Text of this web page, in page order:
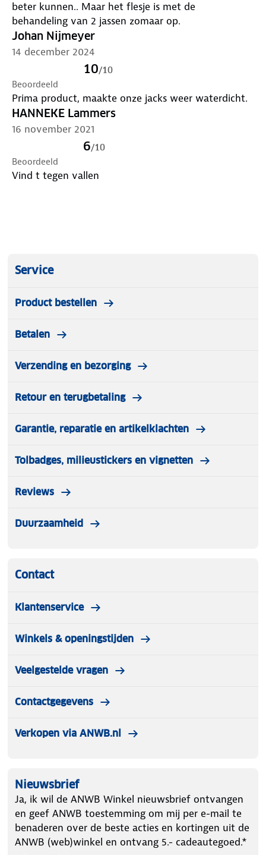
beter kunnen.. Maar het flesje is met de
behandeling van 2 jassen zomaar op.
Johan Nijmeyer
14 december 2024
10/10
Beoordeeld
Prima product, maakte onze jacks weer waterdicht.
HANNEKE Lammers
16 november 2021
6/10
Beoordeeld
Vind t tegen vallen
Service
Product bestellen
Betalen
Verzending en bezorging
Retour en terugbetaling
Garantie, reparatie en artikelklachten
Tolbadges, milieustickers en vignetten
Reviews
Duurzaamheid
Contact
Klantenservice
Winkels & openingstijden
Veelgestelde vragen
Contactgegevens
Verkopen via ANWB.nl
Nieuwsbrief
Ja, ik wil de ANWB Winkel nieuwsbrief ontvangen
en geef ANWB toestemming om mij per e-mail te
benaderen over de beste acties en kortingen uit de
ANWB (web)winkel en ontvang 5.- cadeautegoed.*